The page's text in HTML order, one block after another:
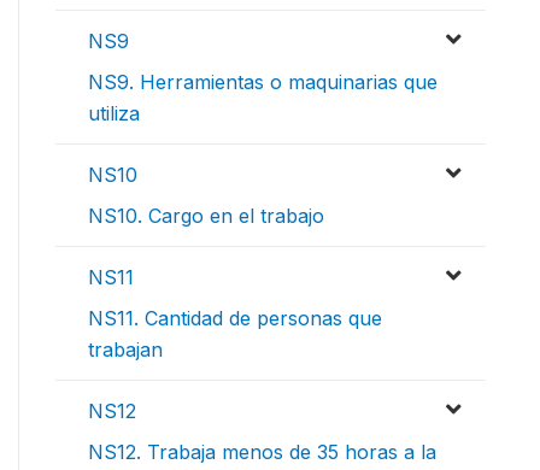
NS9
NS9. Herramientas o maquinarias que
utiliza
NS10
NS10. Cargo en el trabajo
NS11
NS11. Cantidad de personas que
trabajan
NS12
NS12. Trabaja menos de 35 horas a la